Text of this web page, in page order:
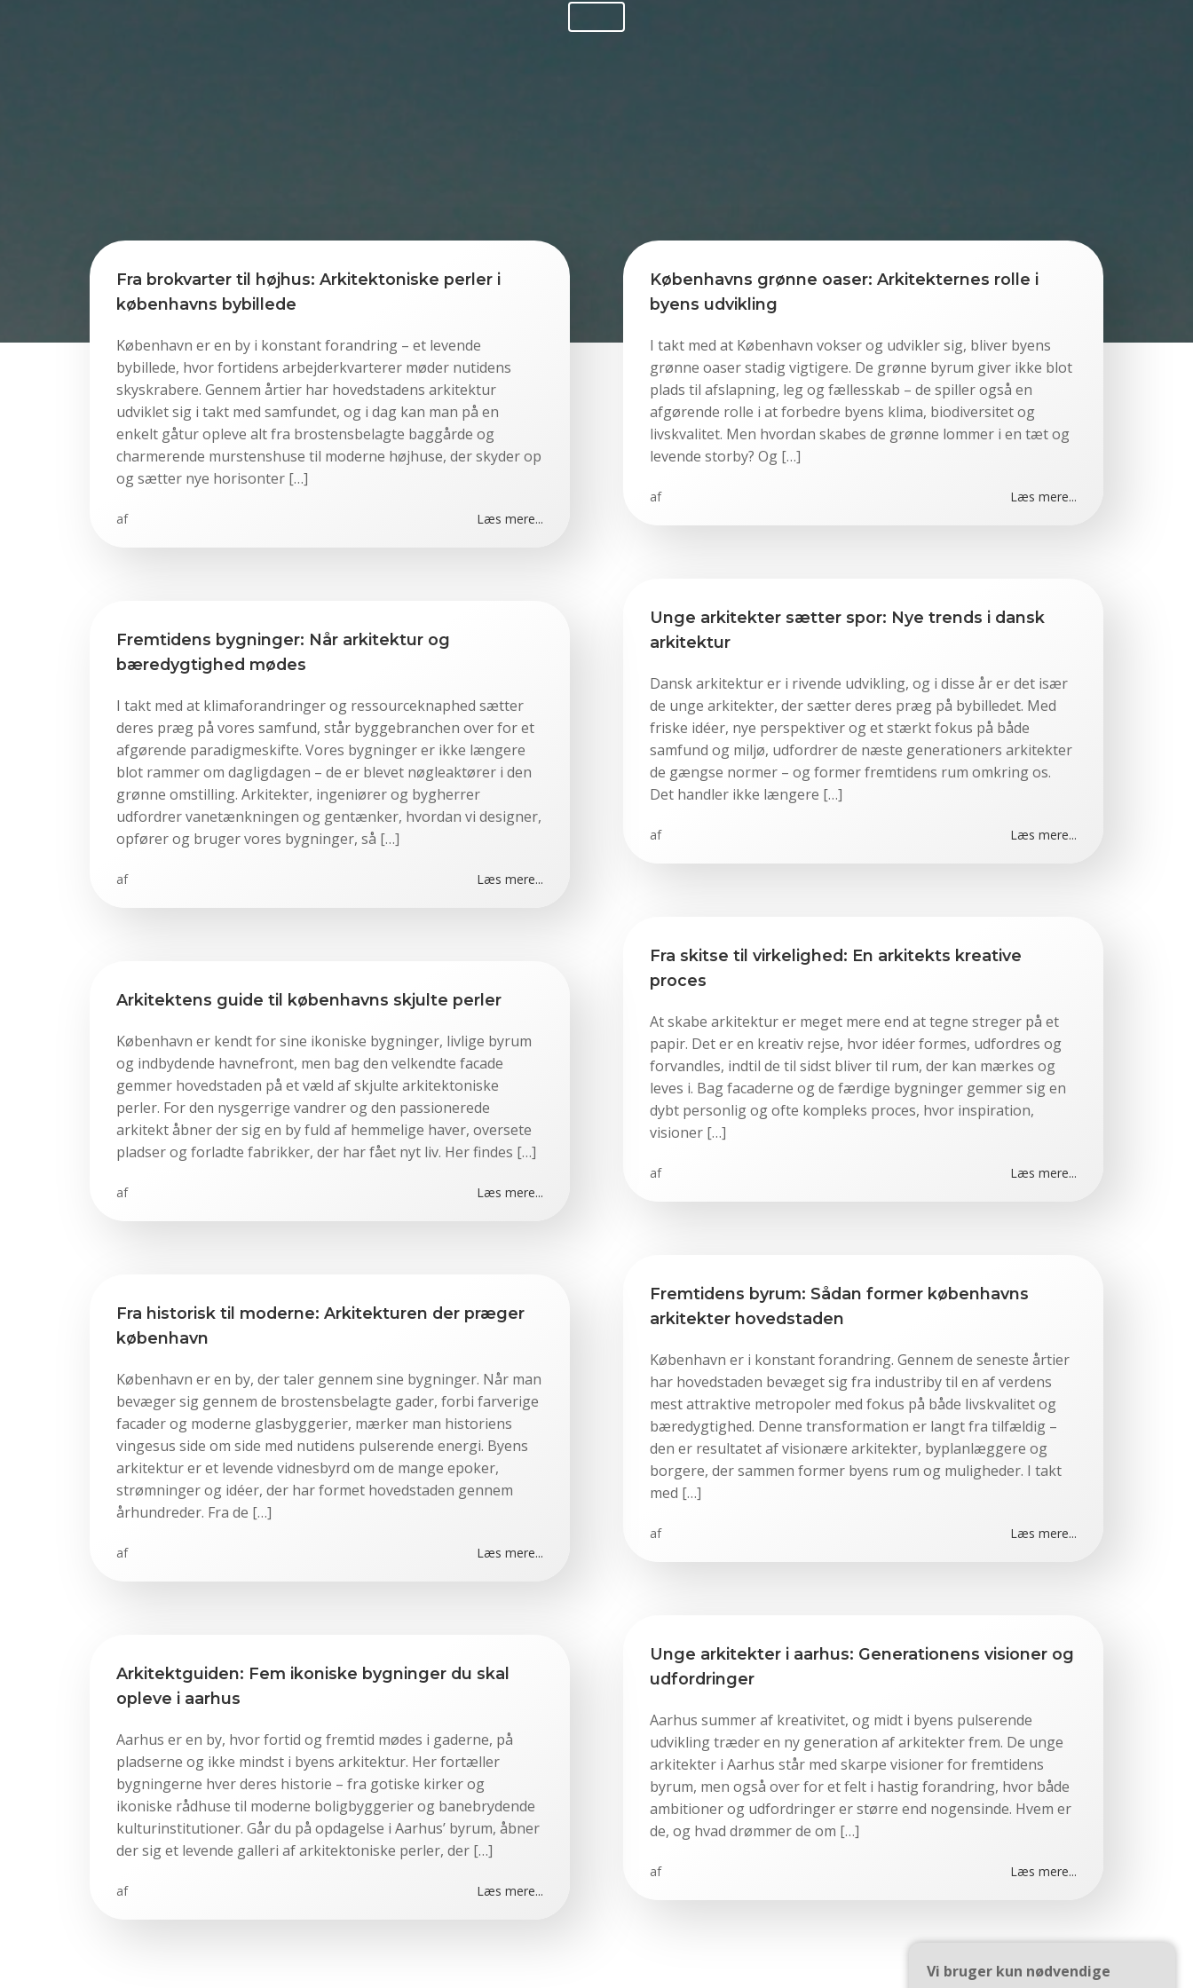
Fra brokvarter til højhus: Arkitektoniske perler i
københavns bybillede
København er en by i konstant forandring – et levende
bybillede, hvor fortidens arbejderkvarterer møder nutidens
skyskrabere. Gennem årtier har hovedstadens arkitektur
udviklet sig i takt med samfundet, og i dag kan man på en
enkelt gåtur opleve alt fra brostensbelagte baggårde og
charmerende murstenshuse til moderne højhuse, der skyder op
og sætter nye horisonter […]
af Læs mere...
Københavns grønne oaser: Arkitekternes rolle i
byens udvikling
I takt med at København vokser og udvikler sig, bliver byens
grønne oaser stadig vigtigere. De grønne byrum giver ikke blot
plads til afslapning, leg og fællesskab – de spiller også en
afgørende rolle i at forbedre byens klima, biodiversitet og
livskvalitet. Men hvordan skabes de grønne lommer i en tæt og
levende storby? Og […]
af Læs mere...
Unge arkitekter sætter spor: Nye trends i dansk
arkitektur
Dansk arkitektur er i rivende udvikling, og i disse år er det især
de unge arkitekter, der sætter deres præg på bybilledet. Med
friske idéer, nye perspektiver og et stærkt fokus på både
samfund og miljø, udfordrer de næste generationers arkitekter
de gængse normer – og former fremtidens rum omkring os.
Det handler ikke længere […]
af Læs mere...
Fremtidens bygninger: Når arkitektur og
bæredygtighed mødes
I takt med at klimaforandringer og ressourceknaphed sætter
deres præg på vores samfund, står byggebranchen over for et
afgørende paradigmeskifte. Vores bygninger er ikke længere
blot rammer om dagligdagen – de er blevet nøgleaktører i den
grønne omstilling. Arkitekter, ingeniører og bygherrer
udfordrer vanetænkningen og gentænker, hvordan vi designer,
opfører og bruger vores bygninger, så […]
af Læs mere...
Fra skitse til virkelighed: En arkitekts kreative
proces
At skabe arkitektur er meget mere end at tegne streger på et
papir. Det er en kreativ rejse, hvor idéer formes, udfordres og
forvandles, indtil de til sidst bliver til rum, der kan mærkes og
leves i. Bag facaderne og de færdige bygninger gemmer sig en
dybt personlig og ofte kompleks proces, hvor inspiration,
visioner […]
af Læs mere...
Arkitektens guide til københavns skjulte perler
København er kendt for sine ikoniske bygninger, livlige byrum
og indbydende havnefront, men bag den velkendte facade
gemmer hovedstaden på et væld af skjulte arkitektoniske
perler. For den nysgerrige vandrer og den passionerede
arkitekt åbner der sig en by fuld af hemmelige haver, oversete
pladser og forladte fabrikker, der har fået nyt liv. Her findes […]
af Læs mere...
Fremtidens byrum: Sådan former københavns
arkitekter hovedstaden
København er i konstant forandring. Gennem de seneste årtier
har hovedstaden bevæget sig fra industriby til en af verdens
mest attraktive metropoler med fokus på både livskvalitet og
bæredygtighed. Denne transformation er langt fra tilfældig –
den er resultatet af visionære arkitekter, byplanlæggere og
borgere, der sammen former byens rum og muligheder. I takt
med […]
af Læs mere...
Fra historisk til moderne: Arkitekturen der præger
københavn
København er en by, der taler gennem sine bygninger. Når man
bevæger sig gennem de brostensbelagte gader, forbi farverige
facader og moderne glasbyggerier, mærker man historiens
vingesus side om side med nutidens pulserende energi. Byens
arkitektur er et levende vidnesbyrd om de mange epoker,
strømninger og idéer, der har formet hovedstaden gennem
århundreder. Fra de […]
af Læs mere...
Unge arkitekter i aarhus: Generationens visioner og
udfordringer
Aarhus summer af kreativitet, og midt i byens pulserende
udvikling træder en ny generation af arkitekter frem. De unge
arkitekter i Aarhus står med skarpe visioner for fremtidens
byrum, men også over for et felt i hastig forandring, hvor både
ambitioner og udfordringer er større end nogensinde. Hvem er
de, og hvad drømmer de om […]
af Læs mere...
Arkitektguiden: Fem ikoniske bygninger du skal
opleve i aarhus
Aarhus er en by, hvor fortid og fremtid mødes i gaderne, på
pladserne og ikke mindst i byens arkitektur. Her fortæller
bygningerne hver deres historie – fra gotiske kirker og
ikoniske rådhuse til moderne boligbyggerier og banebrydende
kulturinstitutioner. Går du på opdagelse i Aarhus’ byrum, åbner
der sig et levende galleri af arkitektoniske perler, der […]
af Læs mere...
Vi bruger kun nødvendige